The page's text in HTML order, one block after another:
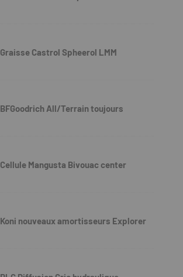
Graisse Castrol Spheerol LMM
BFGoodrich All/Terrain toujours
Cellule Mangusta Bivouac center
Koni nouveaux amortisseurs Explorer